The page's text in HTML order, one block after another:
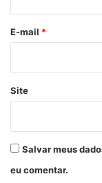
*
E-mail *
Site
Salvar meus
eu comentar.